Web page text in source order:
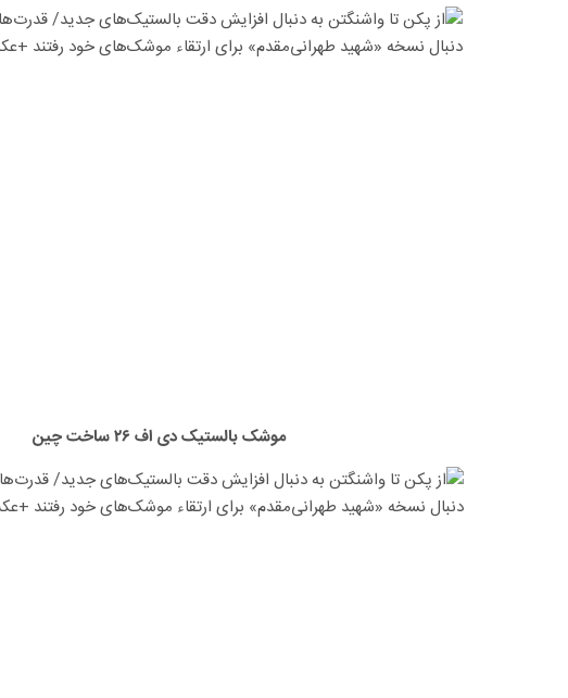
موشک بالستیک دی اف ۲۶ ساخت چین